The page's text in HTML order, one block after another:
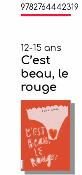
9782764442319
12-15 ans
C’est
beau, le
rouge